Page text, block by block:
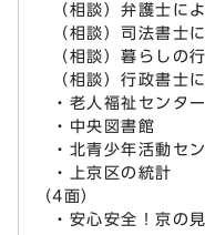
（相談）弁護士に
（相談）司法書士
（相談）暮らしの
（相談）行政書士
・老人福祉センター
・中央図書館
・北青少年活動セ
・上京区の統計
（4面）
・安心安全！京の